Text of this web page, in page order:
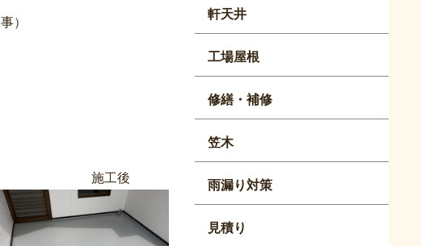
）
工後
軒天井
工場屋根
修繕・補修
笠木
雨漏り対策
見積り